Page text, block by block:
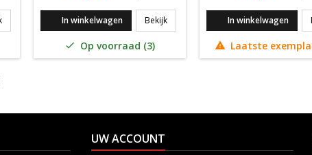
TOALSON SWEET AREA RACKET 280 GRAM
In winkelwagen BekijkTOALSON SWEET AREA RACKET 320
 Op voorraad (3)
In winkelwagen
 Laatste
UW ACCOUNT